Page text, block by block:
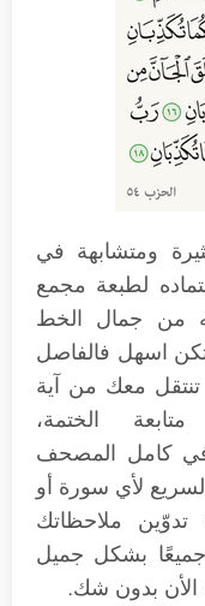
ومتشابهة في
لطبعة مجمع
من جمال الخط
اسهل فالفاصل
معك من آية
الختمة،
كامل المصحف
لأي سورة أو
ملاحظاتك
جميعًا بشكل جميل
الأن بدون شك.